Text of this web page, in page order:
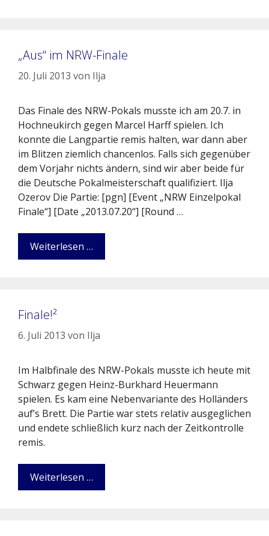
„Aus“ im NRW-Finale
20. Juli 2013 von Ilja
Das Finale des NRW-Pokals musste ich am 20.7. in
Hochneukirch gegen Marcel Harff spielen. Ich
konnte die Langpartie remis halten, war dann aber
im Blitzen ziemlich chancenlos. Falls sich gegenüber
dem Vorjahr nichts ändern, sind wir aber beide für
die Deutsche Pokalmeisterschaft qualifiziert. Ilja
Ozerov Die Partie: [pgn] [Event „NRW Einzelpokal
Finale“] [Date „2013.07.20“] [Round …
Weiterlesen …
Finale!²
6. Juli 2013 von Ilja
Im Halbfinale des NRW-Pokals musste ich heute mit
Schwarz gegen Heinz-Burkhard Heuermann
spielen. Es kam eine Nebenvariante des Holländers
auf’s Brett. Die Partie war stets relativ ausgeglichen
und endete schließlich kurz nach der Zeitkontrolle
remis.
Weiterlesen …